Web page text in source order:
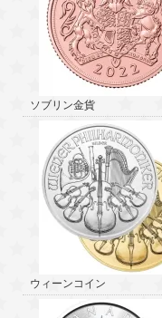
ソブリン金貨
ウィーンコイン